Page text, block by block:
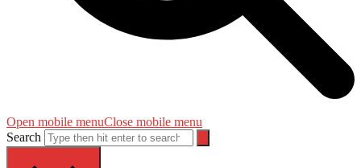
Open mobile menuClose mobile menu
Search